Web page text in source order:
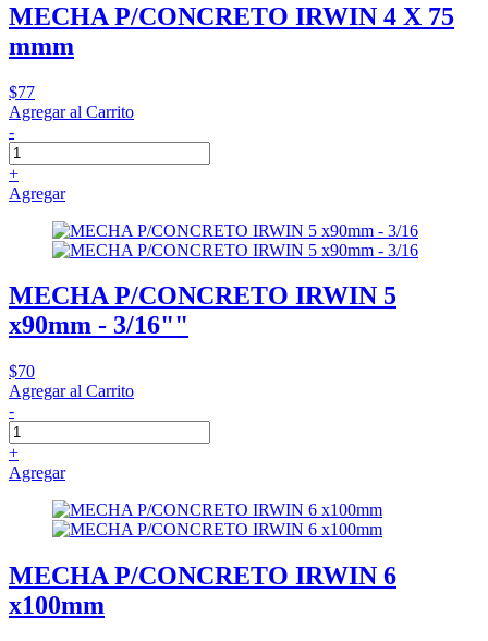
MECHA P/CONCRETO IRWIN 4 X 75
mmm
$77
Agregar al Carrito
-
+
Agregar
MECHA P/CONCRETO IRWIN 5
x90mm - 3/16""
$70
Agregar al Carrito
-
+
Agregar
MECHA P/CONCRETO IRWIN 6
x100mm